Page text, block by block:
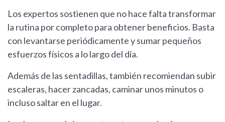
Los expertos sostienen que no hace falta transformar
la rutina por completo para obtener beneficios. Basta
con levantarse periódicamente y sumar pequeños
esfuerzos físicos a lo largo del día.
Además de las sentadillas, también recomiendan subir
escaleras, hacer zancadas, caminar unos minutos o
incluso saltar en el lugar.